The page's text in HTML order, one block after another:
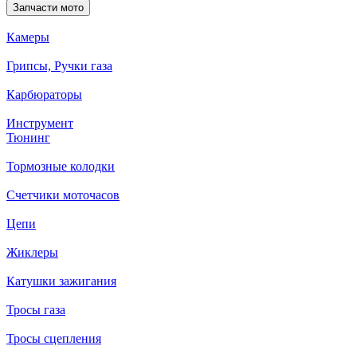
Запчасти мото
Камеры
Грипсы, Ручки газа
Карбюраторы
Инструмент
Тюнинг
Тормозные колодки
Счетчики моточасов
Цепи
Жиклеры
Катушки зажигания
Тросы газа
Тросы сцепления